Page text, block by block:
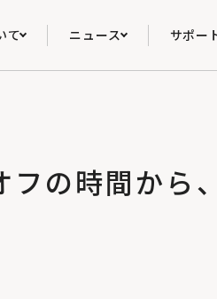
て ニュース サポー
フの時間から